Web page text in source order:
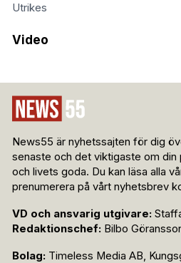
Utrikes
Video
News55 är nyhetssajten för dig
senaste och det viktigaste om din
och livets goda. Du kan läsa alla
prenumerera på vårt nyhetsbrev
VD och ansvarig utgivare:
Redaktionschef: Bilbo
Bolag: Timeless Media AB,